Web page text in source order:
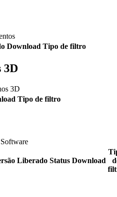
Download Tipo de filtro
3D
3D
Tipo de filtro
Software
Liberado Status Download